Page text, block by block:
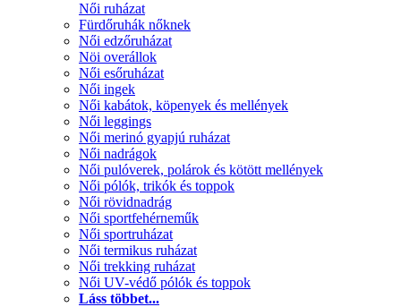
Női ruházat
Fürdőruhák nőknek
Női edzőruházat
Nöi overállok
Női esőruházat
Női ingek
Női kabátok, köpenyek és mellények
Női leggings
Női merinó gyapjú ruházat
Női nadrágok
Női pulóverek, polárok és kötött mellények
Női pólók, trikók és toppok
Női rövidnadrág
Női sportfehérneműk
Női sportruházat
Női termikus ruházat
Női trekking ruházat
Női UV-védő pólók és toppok
Láss többet...